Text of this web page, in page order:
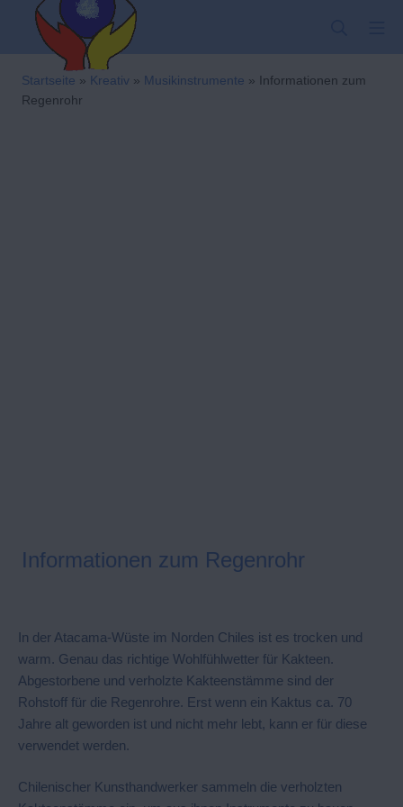
springen
Kindergarten-
Startseite » Kreativ » Musikinstrumente » Informationen zum
Regenrohr
Informationen zum Regenrohr
In der Atacama-Wüste im Norden Chiles ist es trocken und
warm. Genau das richtige Wohlfühlwetter für Kakteen.
Abgestorbene und verholzte Kakteenstämme sind der
Rohstoff für die Regenrohre. Erst wenn ein Kaktus ca. 70
Jahre alt geworden ist und nicht mehr lebt, kann er für diese
verwendet werden.
Chilenischer Kunsthandwerker sammeln die verholzten